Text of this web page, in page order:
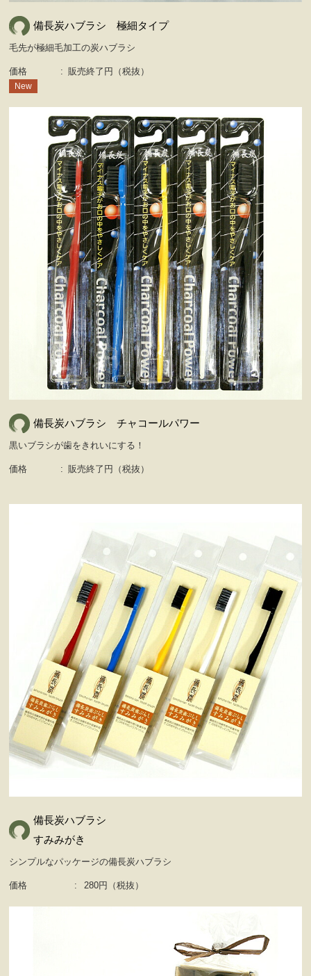
備長炭ハブラシ 極細タイプ
毛先が極細毛加工の炭ハブラシ
価格 : 販売終了円（税抜）
New
備長炭ハブラシ チャコールパワー
黒いブラシが歯をきれいにする！
価格 : 販売終了円（税抜）
備長炭ハブラシ
すみみがき
シンプルなパッケージの備長炭ハブラシ
価格 : 280円（税抜）